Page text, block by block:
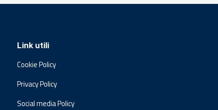
Link utili
Cookie Policy
Privacy Policy
Social media Policy